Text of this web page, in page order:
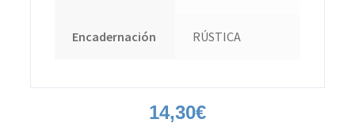
Encadernación RÚSTICA
14,30€